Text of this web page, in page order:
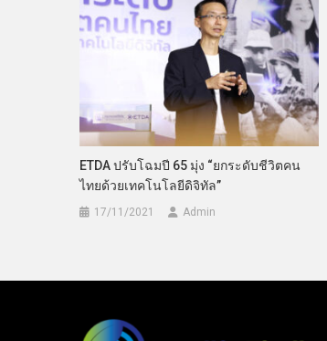
ETDA ปรับโฉมปี 65 มุ่ง “ยกระดับชีวิตคน
ไทยด้วยเทคโนโลยีดิจิทัล”
17/11/2021 Admin